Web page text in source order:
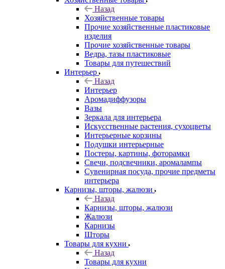
Назад
Хозяйственные товары
Прочие хозяйственные пластиковые
изделия
Прочие хозяйственные товары
Ведра, тазы пластиковые
Товары для путешествий
Интерьер
Назад
Интерьер
Аромадиффузоры
Вазы
Зеркала для интерьера
Искусственные растения, сухоцветы
Интерьерные корзины
Подушки интерьерные
Постеры, картины, фоторамки
Свечи, подсвечники, аромалампы
Сувенирная посуда, прочие предметы
интерьера
Карнизы, шторы, жалюзи
Назад
Карнизы, шторы, жалюзи
Жалюзи
Карнизы
Шторы
Товары для кухни
Назад
Товары для кухни